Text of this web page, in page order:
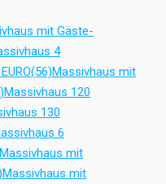
mit Gäste-
4
(56)Massivhaus mit
Massivhaus 120
130
6
Massivhaus mit
Massivhaus mit